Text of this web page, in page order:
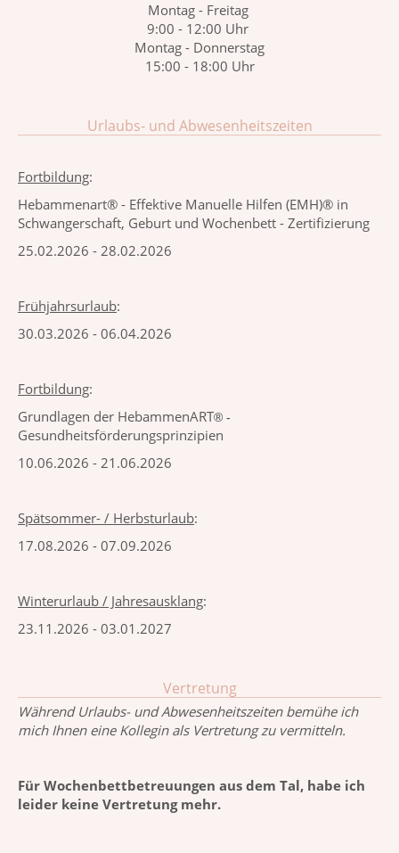
Montag - Freitag
9:00 - 12:00 Uhr
Montag - Donnerstag
15:00 - 18:00 Uhr
Urlaubs- und Abwesenheitszeiten
Fortbildung:
Hebammenart® - Effektive Manuelle Hilfen (EMH)® in
Schwangerschaft, Geburt und Wochenbett - Zertifizierung
25.02.2026 - 28.02.2026
Frühjahrsurlaub:
30.03.2026 - 06.04.2026
Fortbildung:
Grundlagen der HebammenART® -
Gesundheitsförderungsprinzipien
10.06.2026 - 21.06.2026
Spätsommer- / Herbsturlaub:
17.08.2026 - 07.09.2026
Winterurlaub / Jahresausklang:
23.11.2026 - 03.01.2027
Vertretung
Während Urlaubs- und Abwesenheitszeiten bemühe ich
mich Ihnen eine Kollegin als Vertretung zu vermitteln.
Für Wochenbettbetreuungen aus dem Tal, habe ich
leider keine Vertretung mehr.